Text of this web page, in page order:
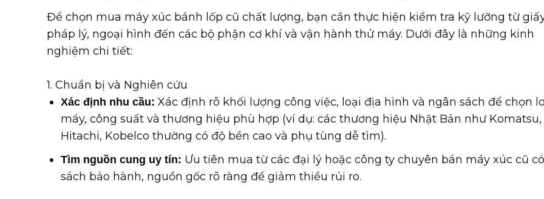
Để chọn mua máy xúc bánh lốp cũ chất lượng, bạn cần thực hiện kiểm tra kỹ lưỡng từ
pháp lý, ngoại hình đến các bộ phận cơ khí và vận hành thử máy. Dưới đây là những kinh
nghiệm chi tiết:
1. Chuẩn bị và Nghiên cứu
Xác định nhu cầu: Xác định rõ khối lượng công việc, loại địa hình và ngân sách để chọn
máy, công suất và thương hiệu phù hợp (ví dụ: các thương hiệu Nhật Bản như Komatsu,
Hitachi, Kobelco thường có độ bền cao và phụ tùng dễ tìm).
Tìm nguồn cung uy tín: Ưu tiên mua từ các đại lý hoặc công ty chuyên bán máy xúc cũ
sách bảo hành, nguồn gốc rõ ràng để giảm thiểu rủi ro.